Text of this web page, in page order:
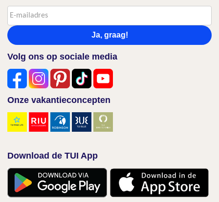
Ja, graag!
Volg ons op sociale media
Onze vakantieconcepten
Download de TUI App